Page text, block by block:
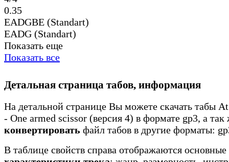
0.35
EADGBE (Standart)
EADG (Standart)
Показать еще
Показать все
Детальная страница табов, информация
На детальной странице Вы можете скачать табы
- One armed scissor (версия 4) в формате gp3, а так
конвертировать файл табов в другие форматы:
В таблице свойств справа отображаются основные